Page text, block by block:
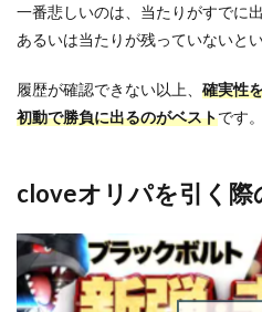
一番悲しいのは、当たりがすでに
あるいは当たりが残っていないと
履歴が確認できない以上、 確実性
初動で勝負に出るのがベストです。
cloveオリパを引く際